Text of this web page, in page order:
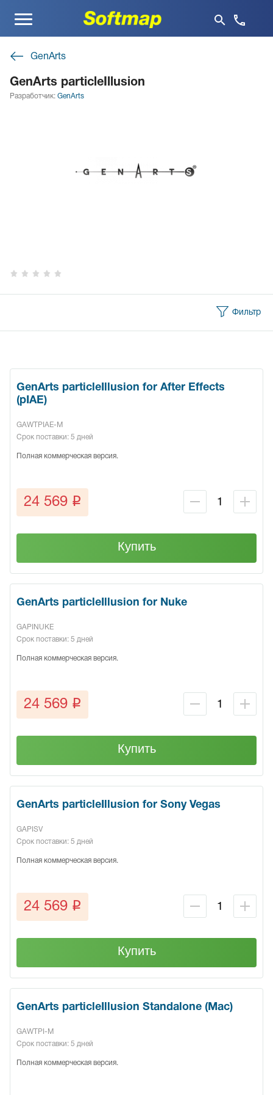
Меню
GenArts
GenArts particleIllusion
Разработчик: GenArts
Фильтр
GenArts particleIllusion for After Effects
(pIAE)
GAWTPIAE-M
Срок поставки: 5 дней
Полная коммерческая версия.
24 569 q
Купить
GenArts particleIllusion for Nuke
GAPINUKE
Срок поставки: 5 дней
Полная коммерческая версия.
24 569 q
Купить
GenArts particleIllusion for Sony Vegas
GAPISV
Срок поставки: 5 дней
Полная коммерческая версия.
24 569 q
Купить
GenArts particleIllusion Standalone (Mac)
GAWTPI-M
Срок поставки: 5 дней
Полная коммерческая версия.